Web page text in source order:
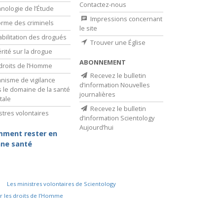
de l’Étude
des criminels
des drogués
sur la drogue
de l’Homme
de vigilance
le domaine de la santé
volontaires
rester en
santé
Contactez-nous
Impressions concernant
le site
Trouver une Église
ABONNEMENT
Recevez le bulletin
d’information Nouvelles
journalières
Recevez le bulletin
d’information Scientology
Aujourd’hui
Les ministres volontaires de Scientology
les droits de l’Homme